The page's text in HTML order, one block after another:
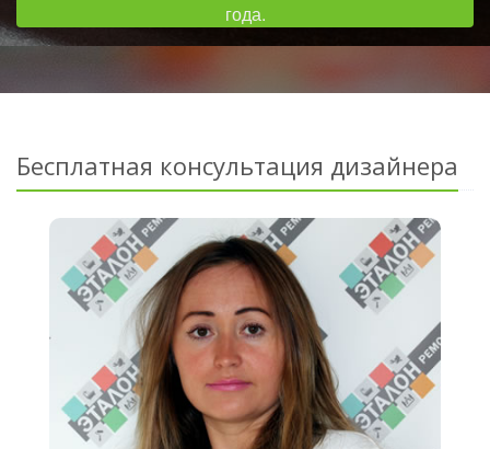
года.
Бесплатная консультация дизайнера